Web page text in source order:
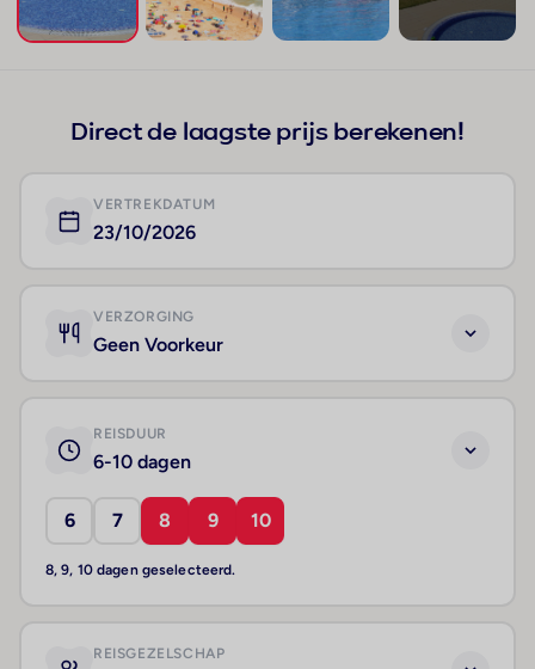
Direct de laagste prijs berekenen!
VERTREKDATUM
23/10/2026
VERZORGING
Geen Voorkeur
REISDUUR
6-10 dagen
6 7 8 9 10
8, 9, 10 dagen geselecteerd.
REISGEZELSCHAP